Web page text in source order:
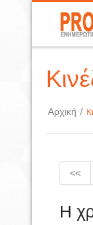
Αρχική /
<<
Η